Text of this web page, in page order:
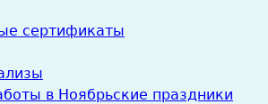
сертификаты
в Ноябрьские праздники